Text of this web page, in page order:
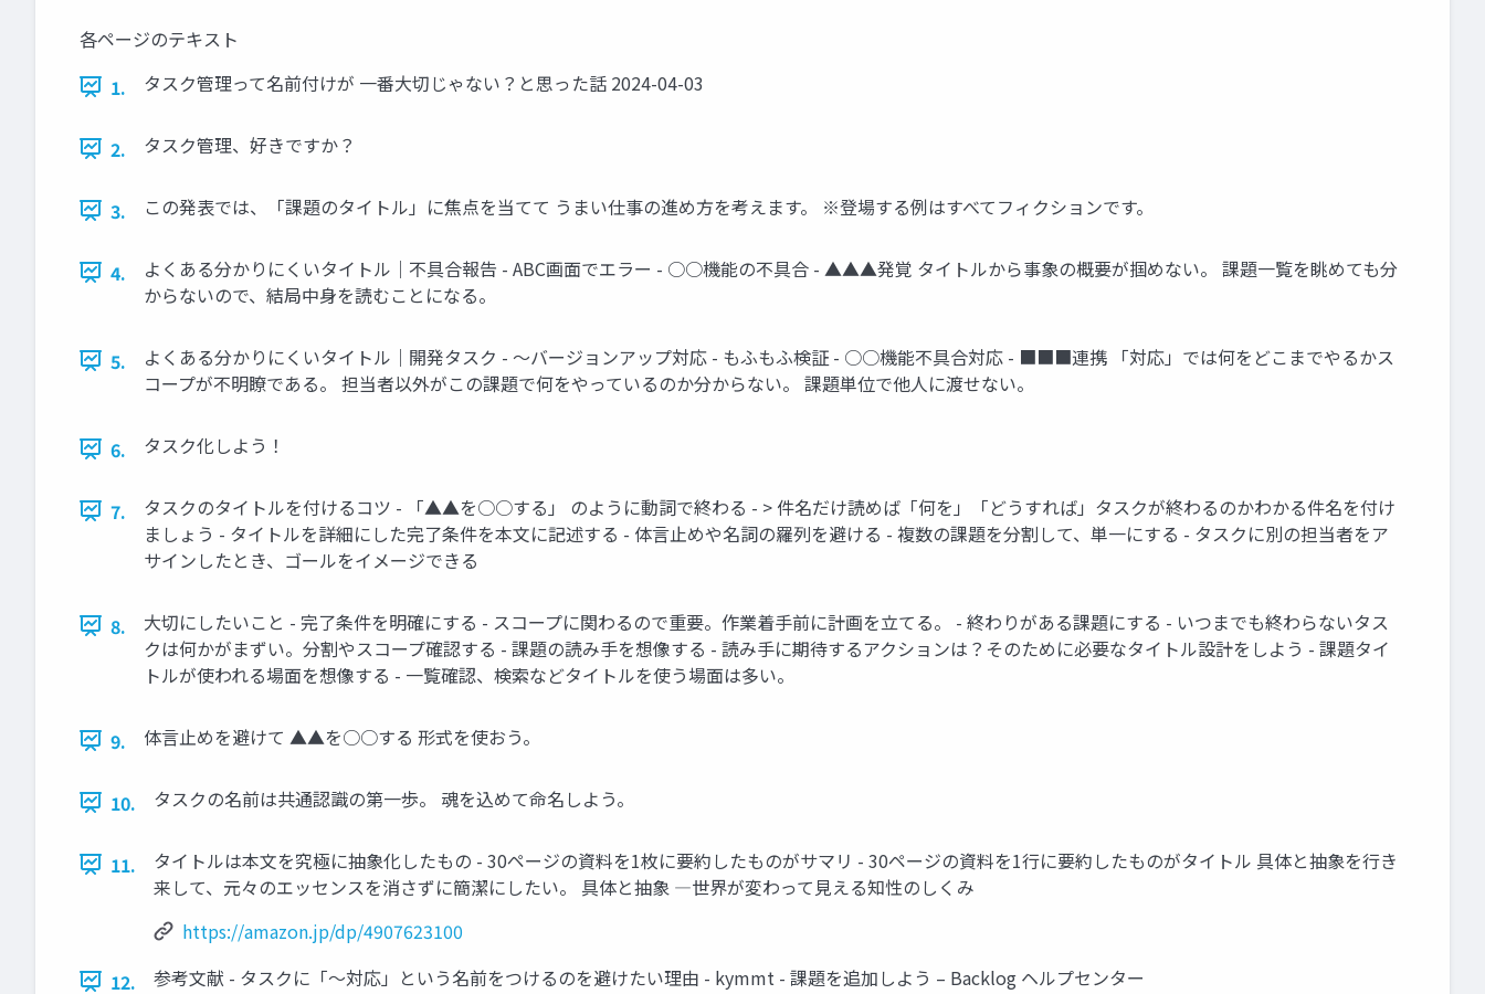
各ページのテキスト
1.
タスク管理って名前付けが 一番大切じゃない？と思った話 2024-04-03
2. タスク管理、好きですか？
3. この発表では、「課題のタイトル」に焦点を当てて うまい仕事の進め方を考えます。 ※登場する例はすべてフィクションです。
4.
よくある分かりにくいタイトル｜不具合報告 - ABC画面でエラー - ○○機能の不具合 - ▲▲▲発覚 タイトルから事象の概要が掴めない。 課題一覧を眺めても分
からないので、結局中身を読むことになる。
5.
よくある分かりにくいタイトル｜開発タスク - ～バージョンアップ対応 - もふもふ検証 - ○○機能不具合対応 - ■■■連携 「対応」では何をどこまでやるかス
コープが不明瞭である。 担当者以外がこの課題で何をやっているのか分からない。 課題単位で他人に渡せない。
6. タスク化しよう！
7.
タスクのタイトルを付けるコツ - 「▲▲を○○する」 のように動詞で終わる - > 件名だけ読めば「何を」「どうすれば」タスクが終わるのかわかる件名を付け
ましょう - タイトルを詳細にした完了条件を本文に記述する - 体言止めや名詞の羅列を避ける - 複数の課題を分割して、単一にする - タスクに別の担当者をア
サインしたとき、ゴールをイメージできる
8.
大切にしたいこと - 完了条件を明確にする - スコープに関わるので重要。作業着手前に計画を立てる。 - 終わりがある課題にする - いつまでも終わらないタス
クは何かがまずい。分割やスコープ確認する - 課題の読み手を想像する - 読み手に期待するアクションは？そのために必要なタイトル設計をしよう - 課題タイ
トルが使われる場面を想像する - 一覧確認、検索などタイトルを使う場面は多い。
9. 体言止めを避けて ▲▲を○○する 形式を使おう。
10. タスクの名前は共通認識の第一歩。 魂を込めて命名しよう。
11.
タイトルは本文を究極に抽象化したもの - 30ページの資料を1枚に要約したものがサマリ - 30ページの資料を1行に要約したものがタイトル 具体と抽象を行き
来して、元々のエッセンスを消さずに簡潔にしたい。 具体と抽象 ―世界が変わって見える知性のしくみ
https://amazon.jp/dp/4907623100
12.
参考文献 - タスクに「〜対応」という名前をつけるのを避けたい理由 - kymmt - 課題を追加しよう – Backlog ヘルプセンター